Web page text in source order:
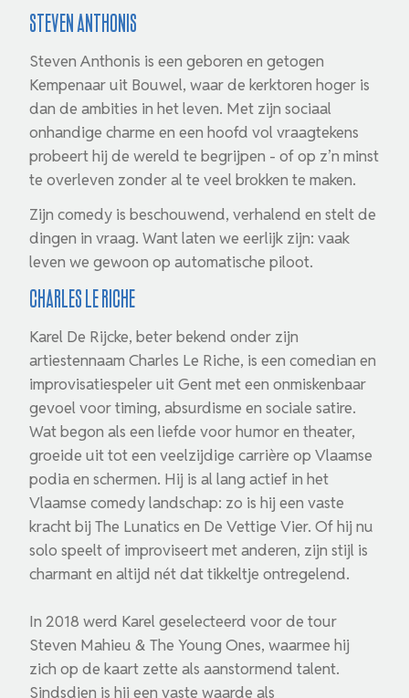
Steven Anthonis
Steven Anthonis is een geboren en getogen
Kempenaar uit Bouwel, waar de kerktoren hoger is
dan de ambities in het leven. Met zijn sociaal
onhandige charme en een hoofd vol vraagtekens
probeert hij de wereld te begrijpen - of op z’n minst
te overleven zonder al te veel brokken te maken.
Zijn comedy is beschouwend, verhalend en stelt de
dingen in vraag. Want laten we eerlijk zijn: vaak
leven we gewoon op automatische piloot.
Charles le Riche
Karel De Rijcke, beter bekend onder zijn
artiestennaam Charles Le Riche, is een comedian en
improvisatiespeler uit Gent met een onmiskenbaar
gevoel voor timing, absurdisme en sociale satire.
Wat begon als een liefde voor humor en theater,
groeide uit tot een veelzijdige carrière op Vlaamse
podia en schermen. Hij is al lang actief in het
Vlaamse comedy landschap: zo is hij een vaste
kracht bij The Lunatics en De Vettige Vier. Of hij nu
solo speelt of improviseert met anderen, zijn stijl is
charmant en altijd nét dat tikkeltje ontregelend.
In 2018 werd Karel geselecteerd voor de tour
Steven Mahieu & The Young Ones, waarmee hij
zich op de kaart zette als aanstormend talent.
Sindsdien is hij een vaste waarde als